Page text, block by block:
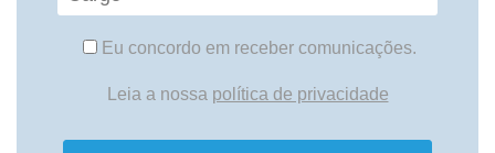
Eu concordo em receber comunicações.
Leia a nossa política de privacidade